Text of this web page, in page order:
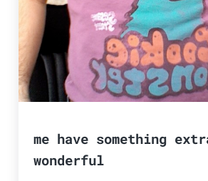
me have something
wonderful